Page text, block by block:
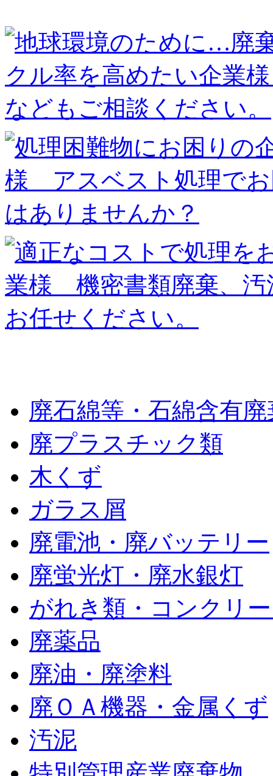
廃石綿等・石綿含有
廃プラスチック類
木くず
ガラス屑
廃電池・廃バッテリー
廃蛍光灯・廃水銀灯
がれき類・コンクリ
廃薬品
廃油・廃塗料
廃ＯＡ機器・金属くず
汚泥